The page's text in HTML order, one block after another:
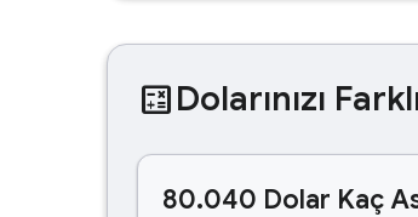
calculateDolarınızı
80.040 Dolar Kaç